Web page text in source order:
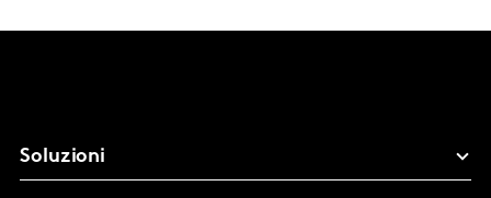
Soluzioni